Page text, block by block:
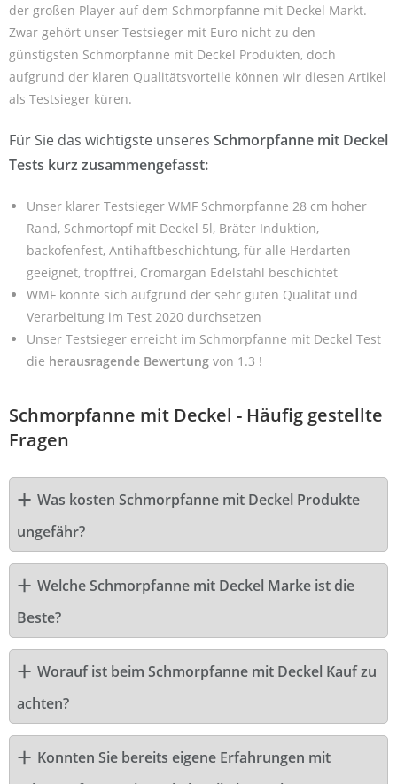
der großen Player auf dem Schmorpfanne mit Deckel Markt.
Zwar gehört unser Testsieger mit Euro nicht zu den
günstigsten Schmorpfanne mit Deckel Produkten, doch
aufgrund der klaren Qualitätsvorteile können wir diesen Artikel
als Testsieger küren.
Für Sie das wichtigste unseres Schmorpfanne mit Deckel
Tests kurz zusammengefasst:
Unser klarer Testsieger WMF Schmorpfanne 28 cm hoher
Rand, Schmortopf mit Deckel 5l, Bräter Induktion,
backofenfest, Antihaftbeschichtung, für alle Herdarten
geeignet, tropffrei, Cromargan Edelstahl beschichtet
WMF konnte sich aufgrund der sehr guten Qualität und
Verarbeitung im Test 2020 durchsetzen
Unser Testsieger erreicht im Schmorpfanne mit Deckel Test
die herausragende Bewertung von 1.3 !
Schmorpfanne mit Deckel - Häufig gestellte
Fragen
Was kosten Schmorpfanne mit Deckel Produkte
ungefähr?
Welche Schmorpfanne mit Deckel Marke ist die
Beste?
Worauf ist beim Schmorpfanne mit Deckel Kauf zu
achten?
Konnten Sie bereits eigene Erfahrungen mit